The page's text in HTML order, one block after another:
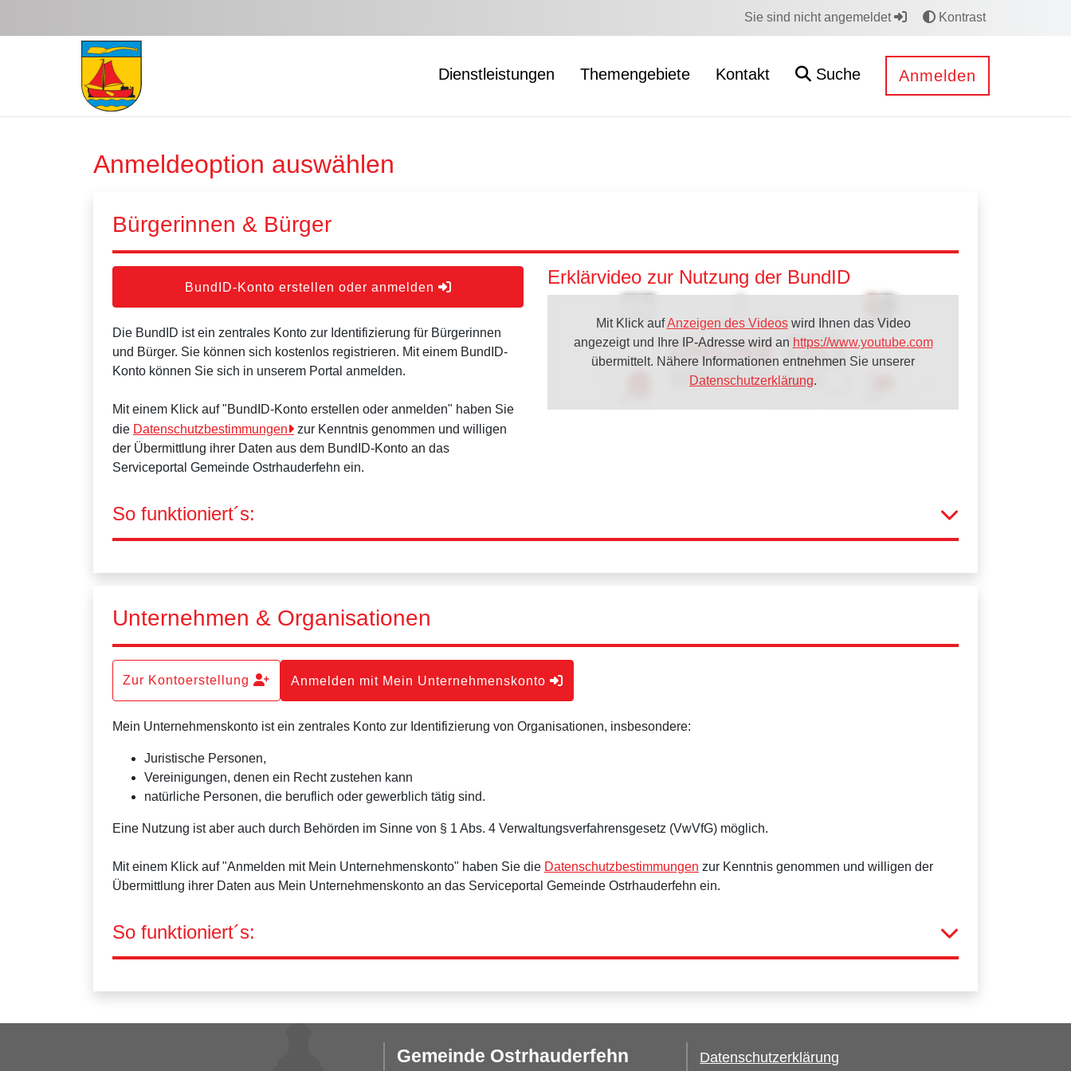
Sie sind nicht angemeldet Kontrast
Dienstleistungen Themengebiete Kontakt Suche Anmelden
Anmeldeoption auswählen
Bürgerinnen & Bürger
BundID-Konto erstellen oder anmelden
Die BundID ist ein zentrales Konto zur Identifizierung für Bürgerinnen
und Bürger. Sie können sich kostenlos registrieren. Mit einem BundID-
Konto können Sie sich in unserem Portal anmelden.
Mit einem Klick auf "BundID-Konto erstellen oder anmelden" haben Sie
die Datenschutzbestimmungen
zur Kenntnis genommen und willigen
der Übermittlung ihrer Daten aus dem BundID-Konto an das
Serviceportal Gemeinde Ostrhauderfehn ein.
Erklärvideo zur Nutzung der BundID
Mit Klick aufAnzeigen des Videoswird Ihnen das Video
angezeigt und Ihre IP-Adresse wird an https://www.youtube.com
übermittelt. Nähere Informationen entnehmen Sie unserer
Datenschutzerklärung.
So funktioniert´s:
Unternehmen & Organisationen
Anmelden mit Mein Unternehmenskonto
Zur Kontoerstellung
Mein Unternehmenskonto ist ein zentrales Konto zur Identifizierung von Organisationen, insbesondere:
Juristische Personen,
Vereinigungen, denen ein Recht zustehen kann
natürliche Personen, die beruflich oder gewerblich tätig sind.
Eine Nutzung ist aber auch durch Behörden im Sinne von § 1 Abs. 4 Verwaltungsverfahrensgesetz (VwVfG) möglich.
Mit einem Klick auf "Anmelden mit Mein Unternehmenskonto" haben Sie die Datenschutzbestimmungen zur Kenntnis genommen und willigen der
Übermittlung ihrer Daten aus Mein Unternehmenskonto an das Serviceportal Gemeinde Ostrhauderfehn ein.
So funktioniert´s:
Gemeinde Ostrhauderfehn Datenschutzerklärung